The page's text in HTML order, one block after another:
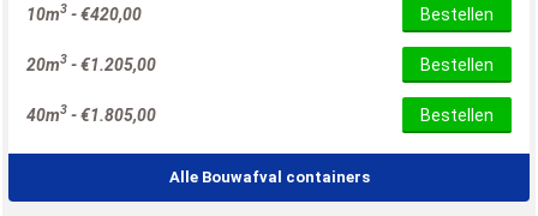
10m3 -€420,00 Bestellen
20m3 -€1.205,00 Bestellen
40m3 -€1.805,00 Bestellen
Alle Bouwafval containers